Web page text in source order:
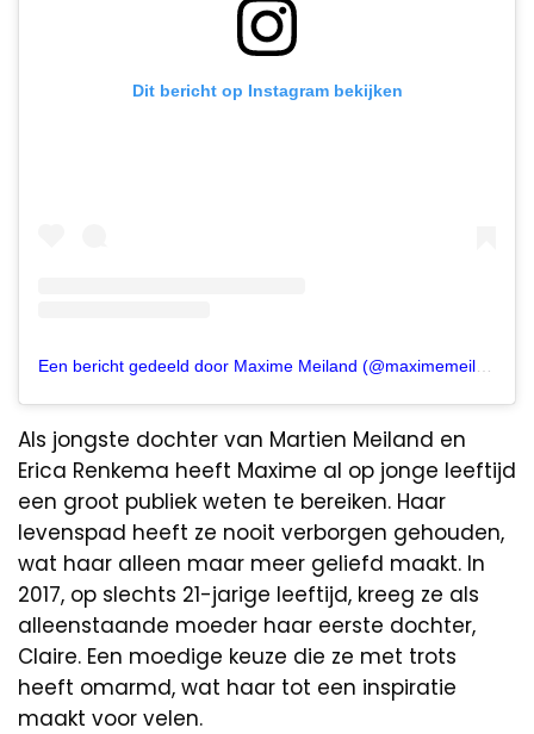
Dit bericht op Instagram bekijken
Als jongste dochter van Martien Meiland en
Erica Renkema heeft Maxime al op jonge leeftijd
een groot publiek weten te bereiken. Haar
levenspad heeft ze nooit verborgen gehouden,
wat haar alleen maar meer geliefd maakt. In
2017, op slechts 21-jarige leeftijd, kreeg ze als
alleenstaande moeder haar eerste dochter,
Claire. Een moedige keuze die ze met trots
heeft omarmd, wat haar tot een inspiratie
maakt voor velen.